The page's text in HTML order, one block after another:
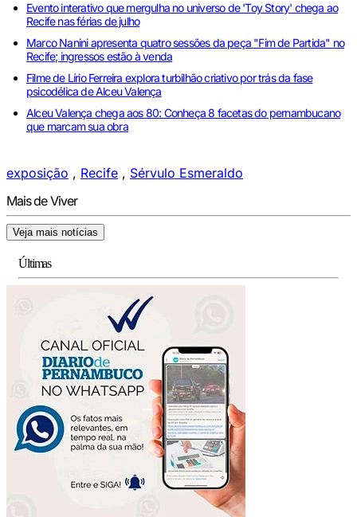
Evento interativo que mergulha no universo de 'Toy Story' chega ao
Recife nas férias de julho
Marco Nanini apresenta quatro sessões da peça "Fim de Partida" no
Recife; ingressos estão à venda
Filme de Lírio Ferreira explora turbilhão criativo por trás da fase
psicodélica de Alceu Valença
Alceu Valença chega aos 80: Conheça 8 facetas do pernambucano
que marcam sua obra
exposição , Recife , Sérvulo Esmeraldo
Mais de Viver
Veja mais notícias
Últimas